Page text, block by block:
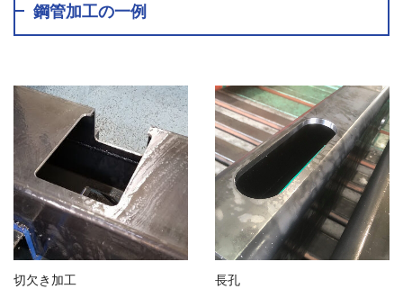
鋼管加工の一例
切欠き加工 長孔